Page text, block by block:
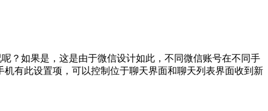
？如果是，这是由于微信设计如此，不同微信账号在不同手
机有此设置项，可以控制位于聊天界面和聊天列表界面收到新